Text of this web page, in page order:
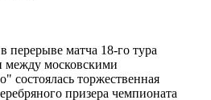
перерыве матча 18-го тура
между московскими
торжественная
призера чемпионата